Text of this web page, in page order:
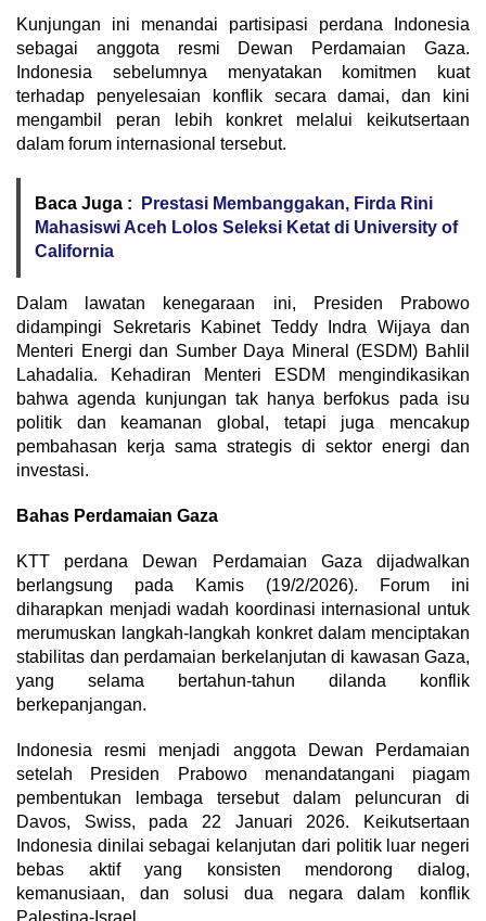
Kunjungan ini menandai partisipasi perdana Indonesia
sebagai anggota resmi Dewan Perdamaian Gaza.
Indonesia sebelumnya menyatakan komitmen kuat
terhadap penyelesaian konflik secara damai, dan kini
mengambil peran lebih konkret melalui keikutsertaan
dalam forum internasional tersebut.
Baca Juga :
Prestasi Membanggakan, Firda Rini
Mahasiswi Aceh Lolos Seleksi Ketat di University of
California
Dalam lawatan kenegaraan ini, Presiden Prabowo
didampingi Sekretaris Kabinet Teddy Indra Wijaya dan
Menteri Energi dan Sumber Daya Mineral (ESDM) Bahlil
Lahadalia. Kehadiran Menteri ESDM mengindikasikan
bahwa agenda kunjungan tak hanya berfokus pada isu
politik dan keamanan global, tetapi juga mencakup
pembahasan kerja sama strategis di sektor energi dan
investasi.
Bahas Perdamaian Gaza
KTT perdana Dewan Perdamaian Gaza dijadwalkan
berlangsung pada Kamis (19/2/2026). Forum ini
diharapkan menjadi wadah koordinasi internasional untuk
merumuskan langkah-langkah konkret dalam menciptakan
stabilitas dan perdamaian berkelanjutan di kawasan Gaza,
yang selama bertahun-tahun dilanda konflik
berkepanjangan.
Indonesia resmi menjadi anggota Dewan Perdamaian
setelah Presiden Prabowo menandatangani piagam
pembentukan lembaga tersebut dalam peluncuran di
Davos, Swiss, pada 22 Januari 2026. Keikutsertaan
Indonesia dinilai sebagai kelanjutan dari politik luar negeri
bebas aktif yang konsisten mendorong dialog,
kemanusiaan, dan solusi dua negara dalam konflik
Palestina-Israel.